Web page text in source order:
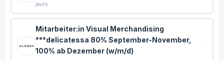
jours
Mitarbeiter:in Visual Merchandising
***delicatessa 80% September-November,
100% ab Dezember (w/m/d)